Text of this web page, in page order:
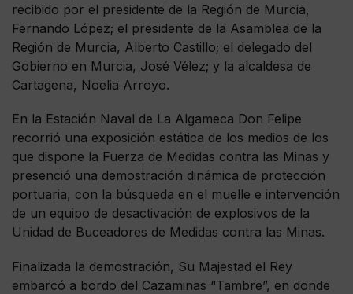
recibido por el presidente de la Región de Murcia,
Fernando López; el presidente de la Asamblea de la
Región de Murcia, Alberto Castillo; el delegado del
Gobierno en Murcia, José Vélez; y la alcaldesa de
Cartagena, Noelia Arroyo.
En la Estación Naval de La Algameca Don Felipe
recorrió una exposición estática de los medios de los
que dispone la Fuerza de Medidas contra las Minas y
presenció una demostración dinámica de protección
portuaria, con la búsqueda en el muelle e intervención
de un equipo de desactivación de explosivos de la
Unidad de Buceadores de Medidas contra las Minas.
Finalizada la demostración, Su Majestad el Rey
embarcó a bordo del Cazaminas “Tambre”, en donde